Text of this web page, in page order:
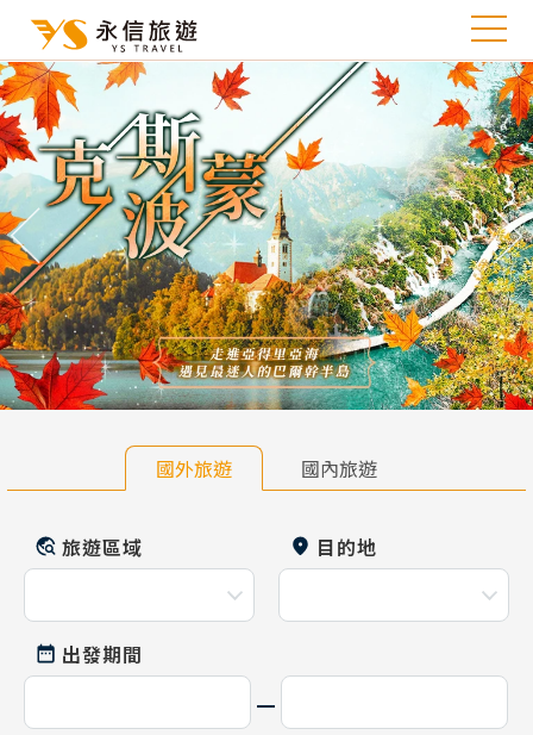
往前 往
國外旅遊 國內旅遊
旅遊區域 目的地
出發期間